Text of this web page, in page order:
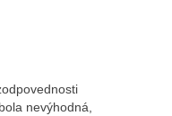
nevýhodná,